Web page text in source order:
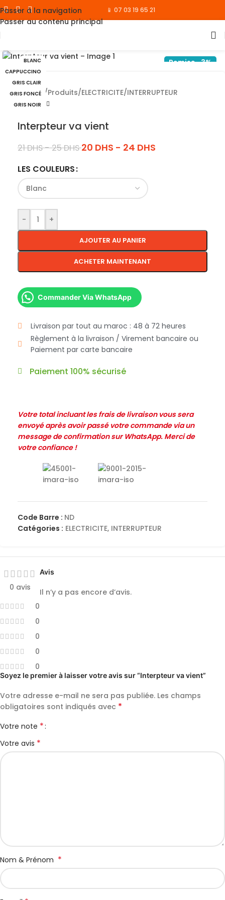
Passer à la navigation
Passer au contenu principal
📱 07 03 19 65 21
BLANC
CAPPUCCINO
GRIS CLAIR
GRIS FONCÉ
GRIS NOIR
Remise -3%
Accueil /Produits/ELECTRICITE/INTERRUPTEUR
Interpteur va vient
21DHS-25DHS 20 DHS - 24 DHS
LES COULEURS
- +
AJOUTER AU PANIER
ACHETER MAINTENANT
Commander Via WhatsApp
Livraison par tout au maroc : 48 à 72 heures
Règlement à la livraison / Virement bancaire ou
Paiement par carte bancaire
Paiement 100% sécurisé
Votre total incluant les frais de livraison vous sera
envoyé après avoir passé votre commande via un
message de confirmation sur WhatsApp. Merci de
votre confiance !
Code Barre : ND
Catégories : ELECTRICITE, INTERRUPTEUR
0 avis
0
0
0
0
0
Avis
Il n’y a pas encore d’avis.
Soyez le premier à laisser votre avis sur “Interpteur va vient”
Votre adresse e-mail ne sera pas publiée. Les champs
obligatoires sont indiqués avec *
Votre note *
Votre avis *
Nom & Prénom *